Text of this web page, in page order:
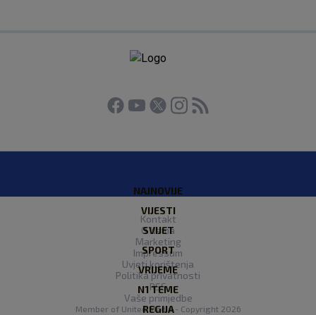
NAJNOVIJE
VIJESTI
SVIJET
SPORT
VRIJEME
N1 TEME
REGIJA
Kontakt
O Nama
Marketing
Impressum
Uvjeti korištenja
Politika privatnosti
RSS
Vaše primjedbe
Member of United Media- Copyright 2026